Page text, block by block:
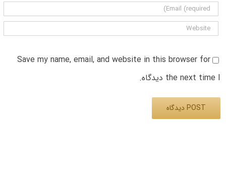
Save my name, email, and website in this browser for
the next time I دیدگاه.